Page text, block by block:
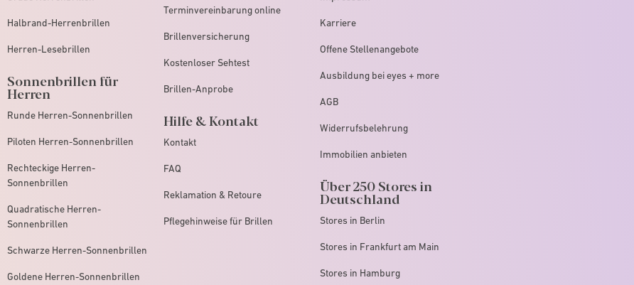
Halbrand-Herrenbrillen
Herren-Lesebrillen
Sonnenbrillen für
Herren
Runde Herren-Sonnenbrillen
Piloten Herren-Sonnenbrillen
Rechteckige Herren-
Sonnenbrillen
Quadratische Herren-
Sonnenbrillen
Schwarze Herren-Sonnenbrillen
Goldene Herren-Sonnenbrillen
Terminvereinbarung online
Brillenversicherung
Kostenloser Sehtest
Brillen-Anprobe
Hilfe & Kontakt
Kontakt
FAQ
Reklamation & Retoure
Pflegehinweise für Brillen
Karriere
Offene Stellenangebote
Ausbildung bei eyes + more
AGB
Widerrufsbelehrung
Immobilien anbieten
Über 250 Stores in
Deutschland
Stores in Berlin
Stores in Frankfurt am Main
Stores in Hamburg